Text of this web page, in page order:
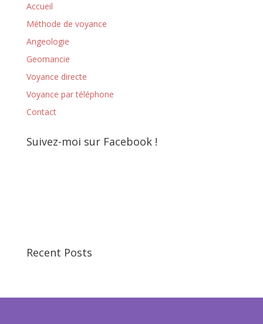
Accueil
Méthode de voyance
Angeologie
Geomancie
Voyance directe
Voyance par téléphone
Contact
Suivez-moi sur Facebook !
Recent Posts